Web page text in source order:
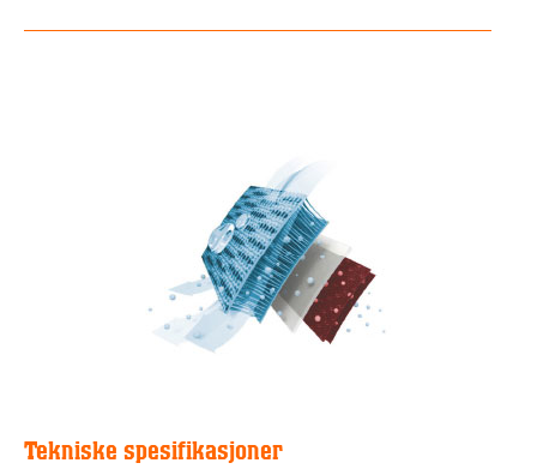
Tekniske spesifikasjoner